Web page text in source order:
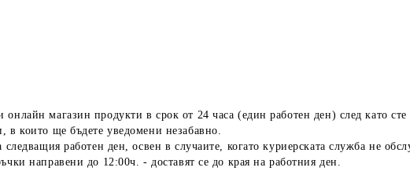
магазин продукти в срок от 24 часа (един работен ден) след като
в които ще бъдете уведомени незабавно.
работен ден, освен в случаите, когато куриерската служба не
направени до 12:00ч. - доставят се до края на работния ден.